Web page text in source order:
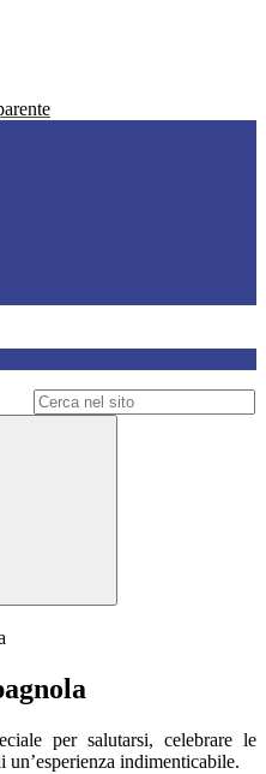
per salutarsi, celebrare le
indimenticabile.